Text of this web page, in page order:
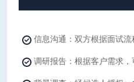
信息沟通：双方根据面试
调研报告：根据客户需求